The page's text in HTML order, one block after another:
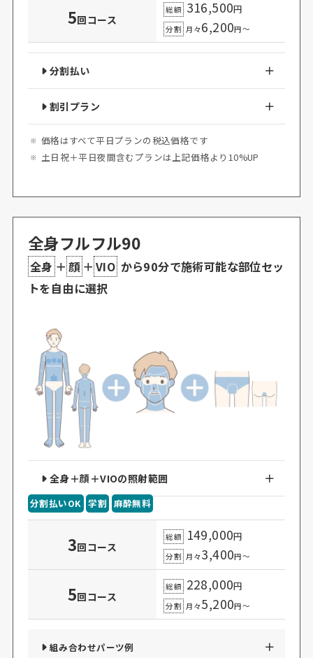
5回コース
総額 316,500円
分割 月々6,200円～
分割払い
割引プラン
価格はすべて平日プランの税込価格です
土日祝＋平日夜間含むプランは上記価格より10%UP
全身フルフル90
全身＋顔＋ VIO から90分で施術可能な部位セッ
トを自由に選択
全身＋顔＋VIOの照射範囲
分割払いOK 学割 麻酔無料
3回コース
総額 149,000円
分割 月々3,400円～
5回コース
総額 228,000円
分割 月々5,200円～
組み合わせパーツ例